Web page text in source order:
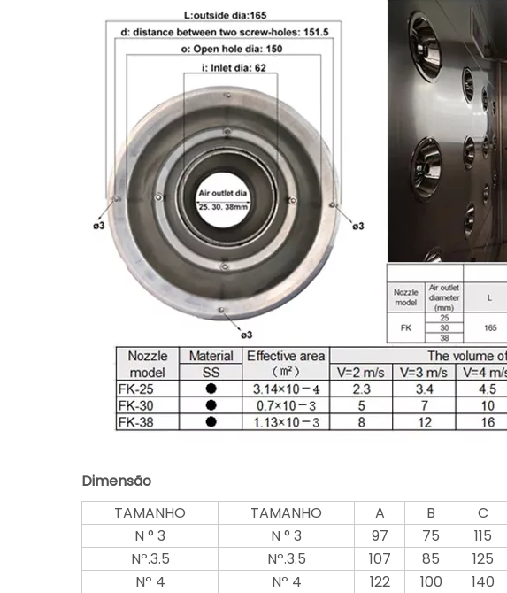
Dimensão
TAMANHO
TAMANHO A B C
N ° 3
N ° 3 97 75 115
Nº.3.5
Nº.3.5 107 85 125
Nº 4
Nº 4 122 100 140